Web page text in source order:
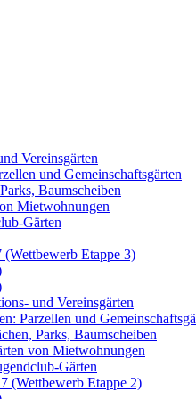
Vereinsgärten
und Gemeinschaftsgärten
Baumscheiben
Mietwohnungen
Gärten
(Wettbewerb Etappe 3)
und Vereinsgärten
Parzellen und
Parks, Baumscheiben
von Mietwohnungen
Gärten
(Wettbewerb Etappe 2)